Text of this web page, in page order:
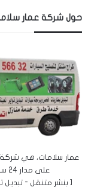
حول شركة عمار
عمار سلامات، هي
على مدار 24 ساعة لكافة مناطق الكويت بأسعار منافسة:
[ بنشر متنقل - تبديل